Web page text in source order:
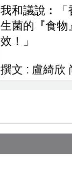
我和議說︰「
生菌的『食物
效！」
撰文 : 盧綺欣